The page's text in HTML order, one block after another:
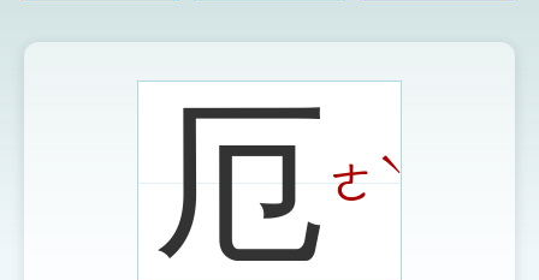
示
圖
厄ㄜ ˋ